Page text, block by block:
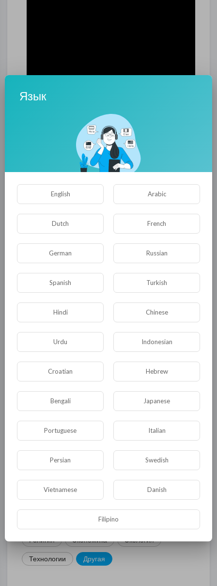
Powered byFroala Editor
0 0 • 0 Комментарии
КАТЕГОРИИ
Общая
Комедия Развлечение
Новости и политика Криминал Культура
Флора и фауна ЖКХ История
Юмор Наука и образование
Религия Экономика Экология
Технологии Другая
Язык
English Arabic
Dutch French
German Russian
Spanish Turkish
Hindi Chinese
Urdu Indonesian
Croatian Hebrew
Bengali Japanese
Portuguese Italian
Persian Swedish
Vietnamese Danish
Filipino